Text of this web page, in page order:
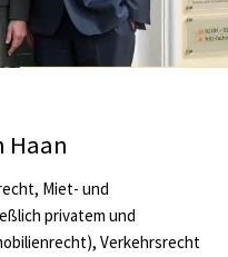
Haan
Miet- und
privatem und
Verkehrsrecht